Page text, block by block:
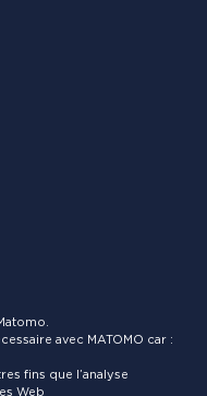
avec MATOMO car :
fins que l’analyse
Web